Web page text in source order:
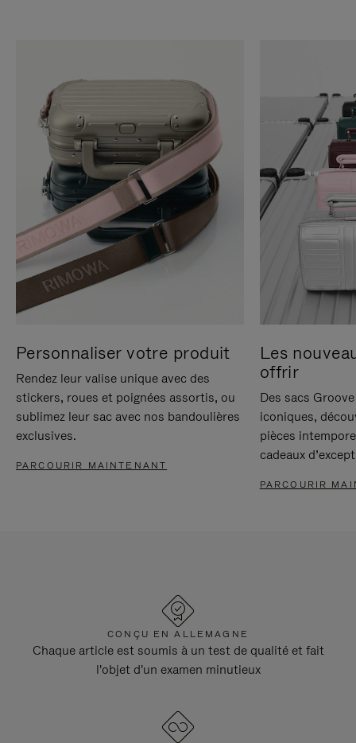
Personnaliser votre produit
Rendez leur valise unique avec des
stickers, roues et poignées assortis, ou
sublimez leur sac avec nos bandoulières
exclusives.
PARCOURIR MAINTENANT
Les
offrir
Des sacs
iconiques,
pièces
cadeaux
PARCOURIR
CONÇU EN ALLEMAGNE
Chaque article est soumis à un test de qualité et fait
l'objet d'un examen minutieux